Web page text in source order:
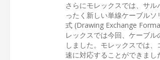
さらにモレックスでは、サ
ったく新しい単線ケーブル
式 (Drawing Exchange
レックスでは今回、ケーブ
しました。モレックスでは
速に対応することができまし